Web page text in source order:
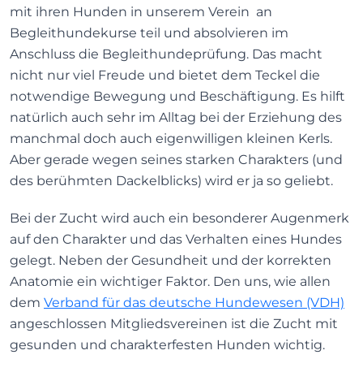
mit ihren Hunden in unserem Verein an
Begleithundekurse teil und absolvieren im
Anschluss die Begleithundeprüfung. Das macht
nicht nur viel Freude und bietet dem Teckel die
notwendige Bewegung und Beschäftigung. Es hilft
natürlich auch sehr im Alltag bei der Erziehung des
manchmal doch auch eigenwilligen kleinen Kerls.
Aber gerade wegen seines starken Charakters (und
des berühmten Dackelblicks) wird er ja so geliebt.
Bei der Zucht wird auch ein besonderer Augenmerk
auf den Charakter und das Verhalten eines Hundes
gelegt. Neben der Gesundheit und der korrekten
Anatomie ein wichtiger Faktor. Den uns, wie allen
dem Verband für das deutsche Hundewesen (VDH)
angeschlossen Mitgliedsvereinen ist die Zucht mit
gesunden und charakterfesten Hunden wichtig.